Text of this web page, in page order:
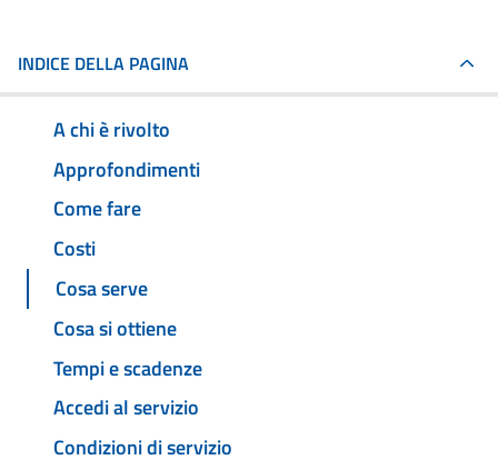
INDICE DELLA PAGINA
A chi è rivolto
Approfondimenti
Come fare
Costi
Cosa serve
Cosa si ottiene
Tempi e scadenze
Accedi al servizio
Condizioni di servizio